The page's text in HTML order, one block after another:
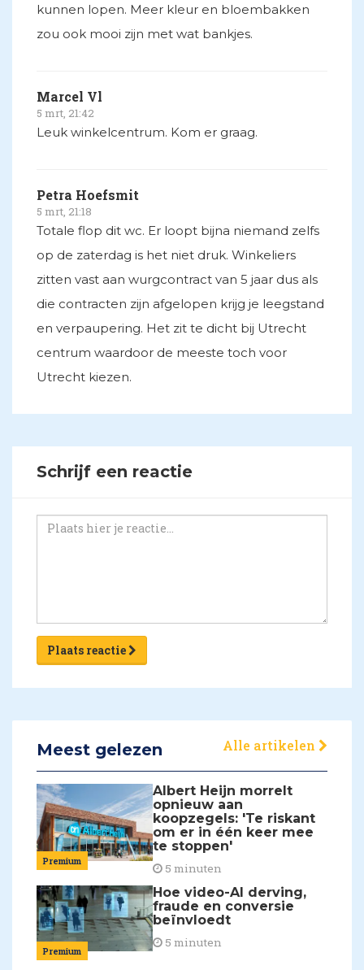
kunnen lopen. Meer kleur en bloembakken
zou ook mooi zijn met wat bankjes.
Marcel Vl
5 mrt, 21:42
Leuk winkelcentrum. Kom er graag.
Petra Hoefsmit
5 mrt, 21:18
Totale flop dit wc. Er loopt bijna niemand zelfs
op de zaterdag is het niet druk. Winkeliers
zitten vast aan wurgcontract van 5 jaar dus als
die contracten zijn afgelopen krijg je leegstand
en verpaupering. Het zit te dicht bij Utrecht
centrum waardoor de meeste toch voor
Utrecht kiezen.
Schrijf een reactie
Plaats reactie
Meest gelezen Alle artikelen
Premium
Albert Heijn morrelt
opnieuw aan
koopzegels: 'Te riskant
om er in één keer mee
te stoppen'
5 minuten
Premium
Hoe video-AI derving,
fraude en conversie
beïnvloedt
5 minuten